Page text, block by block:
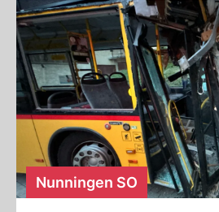
Nunningen SO